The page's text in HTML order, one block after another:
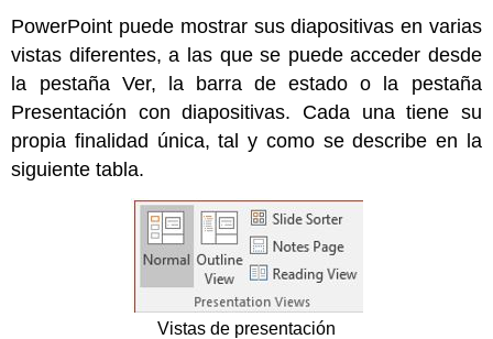
PowerPoint puede mostrar sus diapositivas en varias
vistas diferentes, a las que se puede acceder desde
la pestaña Ver, la barra de estado o la pestaña
Presentación con diapositivas. Cada una tiene su
propia finalidad única, tal y como se describe en la
siguiente tabla.
Vistas de presentación